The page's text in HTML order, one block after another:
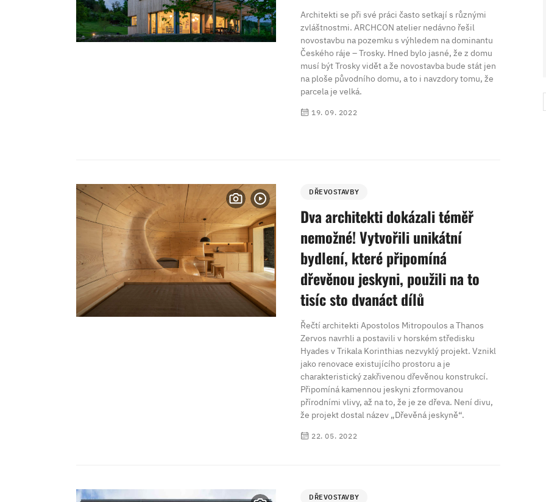
Architekti se při své práci často setkají s různými
zvláštnostmi. ARCHCON atelier nedávno řešil
novostavbu na pozemku s výhledem na dominantu
Českého ráje – Trosky. Hned bylo jasné, že z domu
musí být Trosky vidět a že novostavba bude stát jen
na ploše původního domu, a to i navzdory tomu, že
parcela je velká.
19. 09. 2022
DŘEVOSTAVBY
Dva architekti dokázali téměř
nemožné! Vytvořili unikátní
bydlení, které připomíná
dřevěnou jeskyni, použili na to
tisíc sto dvanáct dílů
Řečtí architekti Apostolos Mitropoulos a Thanos
Zervos navrhli a postavili v horském středisku
Hyades v Trikala Korinthias nezvyklý projekt. Vznikl
jako renovace existujícího prostoru a je
charakteristický zakřivenou dřevěnou konstrukcí.
Připomíná kamennou jeskyni zformovanou
přírodními vlivy, až na to, že je ze dřeva. Není divu,
že projekt dostal název „Dřevěná jeskyně“.
22. 05. 2022
DŘEVOSTAVBY
HOME 5/2026
V ZAHRADĚ 2/2026